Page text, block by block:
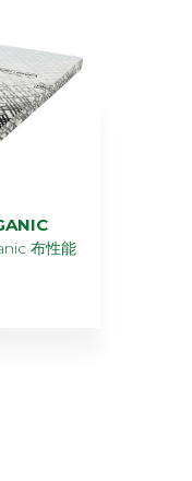
布性能